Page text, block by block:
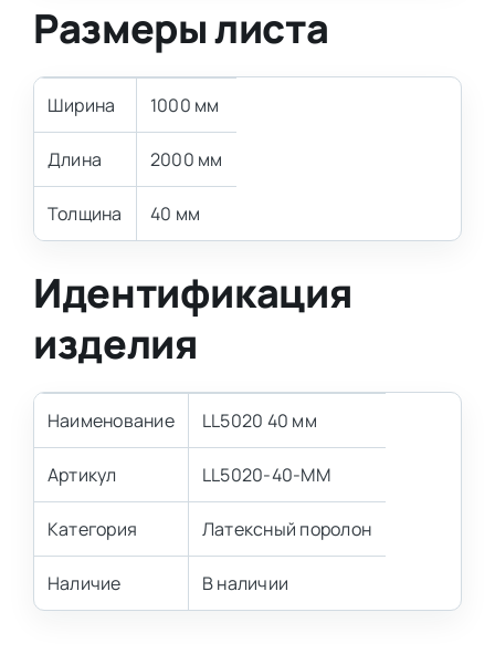
Размеры листа
Ширина 1000 мм
Длина 2000 мм
Толщина 40 мм
Идентификация
изделия
Наименование LL5020 40 мм
Артикул LL5020-40-MM
Категория Латексный поролон
Наличие В наличии